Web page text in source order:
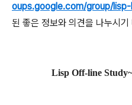
oups.google.com/group/
된 좋은 정보와 의견을 나누시기
Lisp Off-line